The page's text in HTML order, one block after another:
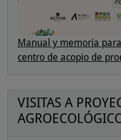
Manual y memoria
centro de acopio de
VISITAS A